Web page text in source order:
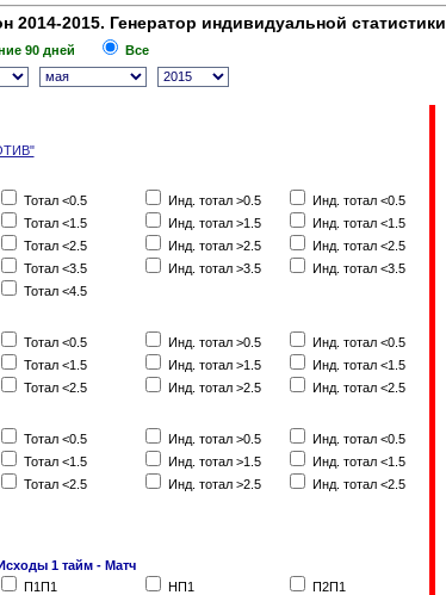
2015. Генератор индивидуальной статистики
90 дней
Все
Тотал <0.5
Тотал <1.5
Тотал <2.5
Тотал <3.5
Тотал <4.5
Инд. тотал >0.5
Инд. тотал >1.5
Инд. тотал >2.5
Инд. тотал >3.5
Инд. тотал <0.5
Инд. тотал <1.5
Инд. тотал <2.5
Инд. тотал <3.5
Тотал <0.5
Тотал <1.5
Тотал <2.5
Инд. тотал >0.5
Инд. тотал >1.5
Инд. тотал >2.5
Инд. тотал <0.5
Инд. тотал <1.5
Инд. тотал <2.5
Тотал <0.5
Тотал <1.5
Тотал <2.5
Инд. тотал >0.5
Инд. тотал >1.5
Инд. тотал >2.5
Инд. тотал <0.5
Инд. тотал <1.5
Инд. тотал <2.5
1 тайм - Матч
П1П1
НП1
П2П1